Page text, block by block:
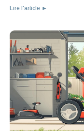
Lire l'article ►